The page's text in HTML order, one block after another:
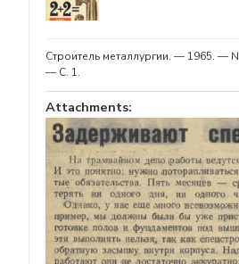
Строитель металлургии. — 1965. —
— С. 1.
Attachments: